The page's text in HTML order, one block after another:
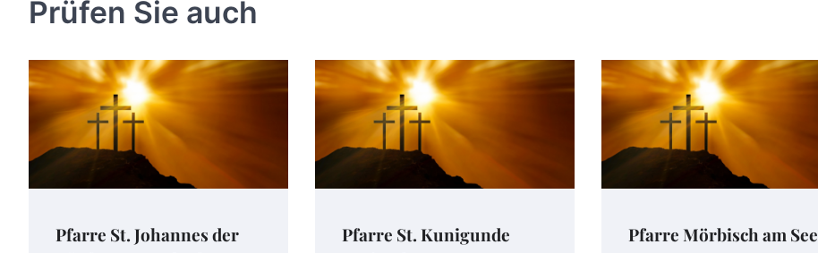
Prüfen Sie auch
Pfarre St. Johannes der
Pfarre St. Kunigunde
Pfarre Mörbisch am See